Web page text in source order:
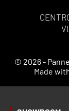
© 2026 -
Made